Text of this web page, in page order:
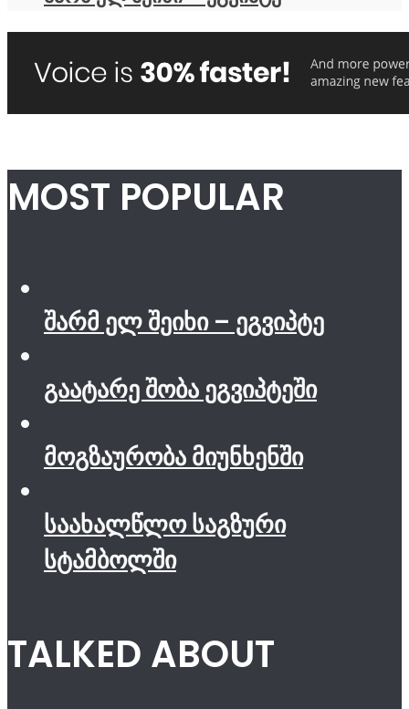
MOST POPULAR
შარმ ელ შეიხი – ეგვიპტე
გაატარე შობა ეგვიპტეში
მოგზაურობა მიუნხენში
საახალწლო საგზური
სტამბოლში
TALKED ABOUT